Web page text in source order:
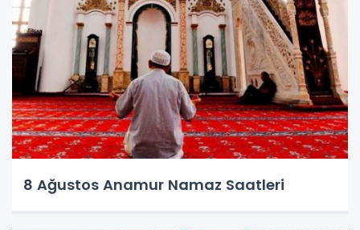
8 Ağustos Anamur Namaz Saatleri